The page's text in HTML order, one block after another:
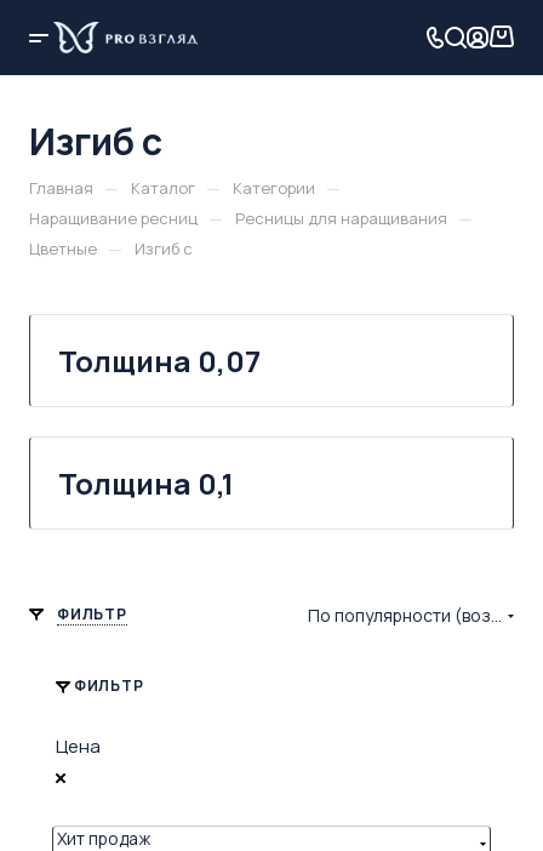
Изгиб c
Главная — Каталог — Категории —
Наращивание ресниц — Ресницы для наращивания —
Цветные — Изгиб c
Толщина 0,07
Толщина 0,1
ФИЛЬТР По популярности (возрастание)
ФИЛЬТР
Цена
Хит продаж